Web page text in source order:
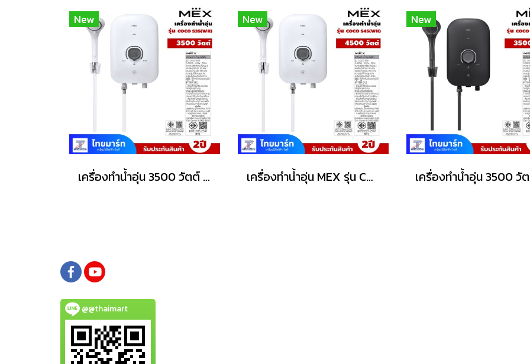
New
เครื่องทำน้ำอุ่น 3500 วัตต์ MEX รุ่น COCO S35 (WH) สีขาว
New
เครื่องทำน้ำอุ่น MEX รุ่น COCO S45 (WH) 4500วัตต์ สีขาว
New
@@thaimart